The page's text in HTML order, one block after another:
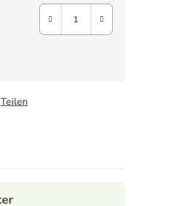
Teilen